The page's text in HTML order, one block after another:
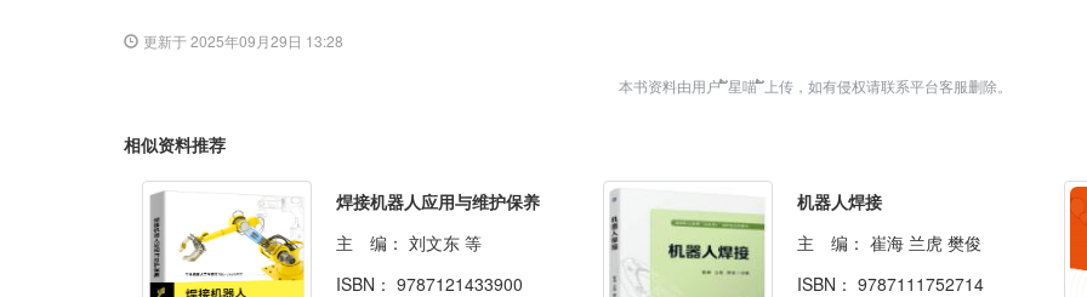
更新于 2025年09月29日 13:28
本书资料由用户 ້໌星喵 ້໌上传，如有侵权请联系平台客服删除。
相似资料推荐
焊接机器人应用与维护保养
主 编： 刘文东 等
ISBN： 9787121433900
机器人焊接
主 编： 崔海 兰虎 樊俊
ISBN： 9787111752714